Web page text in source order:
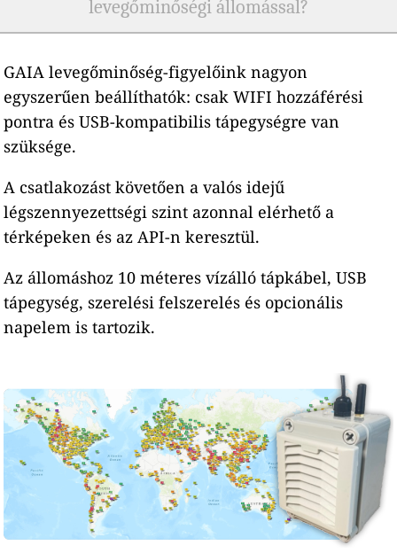
levegőminőségi állomással?
GAIA levegőminőség-figyelőink nagyon
egyszerűen beállíthatók: csak WIFI hozzáférési
pontra és USB-kompatibilis tápegységre van
szüksége.
A csatlakozást követően a valós idejű
légszennyezettségi szint azonnal elérhető a
térképeken és az API-n keresztül.
Az állomáshoz 10 méteres vízálló tápkábel, USB
tápegység, szerelési felszerelés és opcionális
napelem is tartozik.